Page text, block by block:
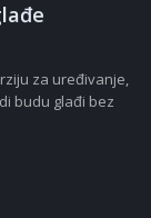
za uređivanje,
budu glađi bez